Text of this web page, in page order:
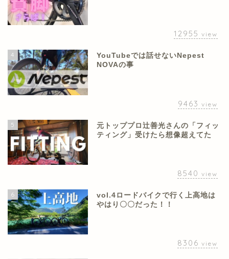
12955 view
4
YouTubeでは話せないNepest
NOVAの事
9463 view
5
元トッププロ辻善光さんの「フィッ
ティング」受けたら想像超えてた
8540 view
6
vol.4ロードバイクで行く上高地は
やはり〇〇だった！！
8306 view